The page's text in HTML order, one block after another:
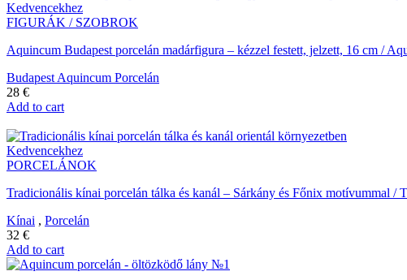
Kedvencekhez
FIGURÁK / SZOBROK
Aquincum Budapest porcelán madárfigura – kézzel festett, jelzett, 16 cm /
Budapest Aquincum Porcelán
28 €
Add to cart
Kedvencekhez
PORCELÁNOK
Tradicionális kínai porcelán tálka és kanál – Sárkány és Főnix motívummal
Kínai , Porcelán
32 €
Add to cart